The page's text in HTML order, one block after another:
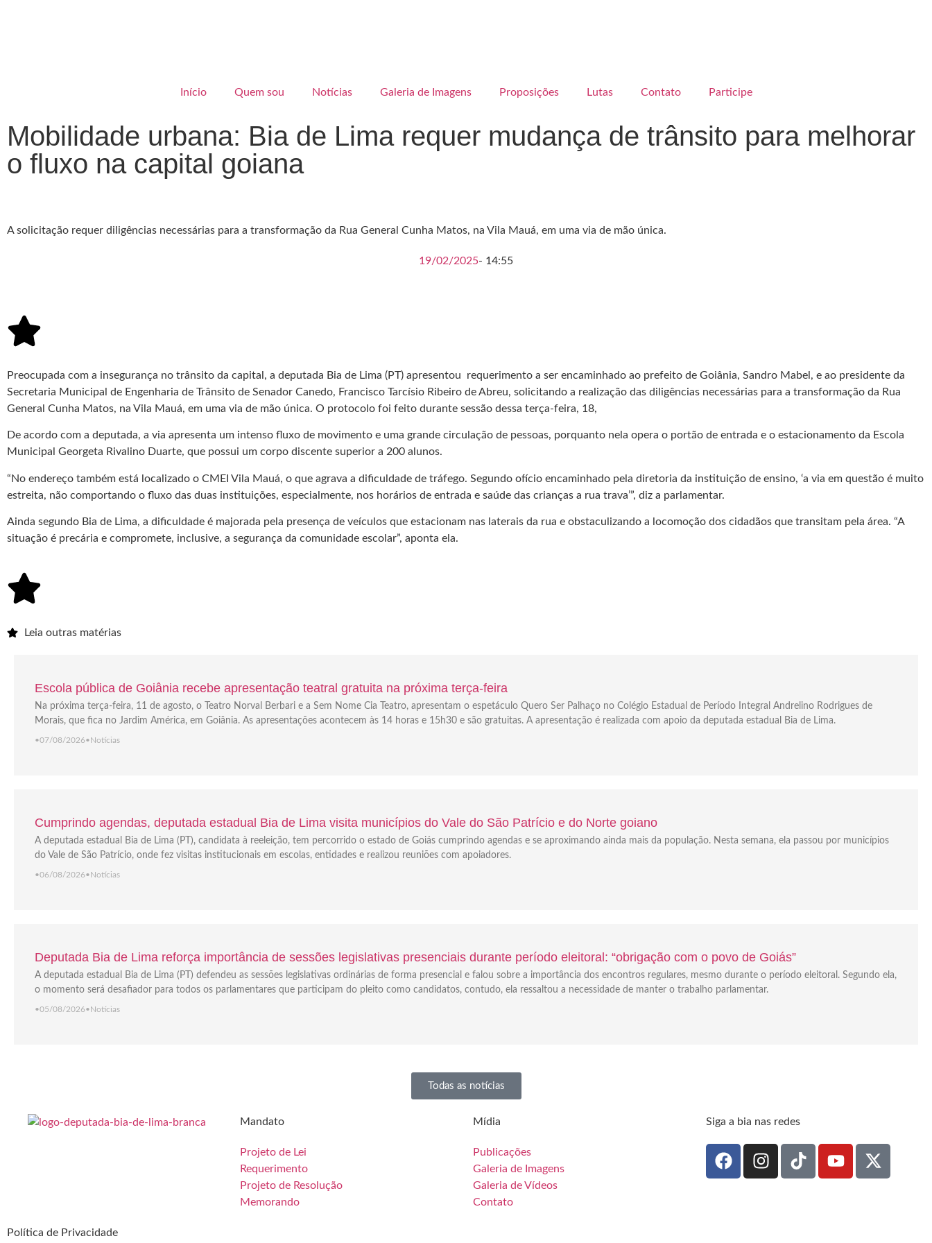
Início Quem sou Notícias Galeria de Imagens Proposições Lutas Contato Participe
Mobilidade urbana: Bia de Lima requer mudança de trânsito para melhorar
o fluxo na capital goiana
A solicitação requer diligências necessárias para a transformação da Rua General Cunha Matos, na Vila Mauá, em uma via de mão única.
19/02/2025- 14:55
Preocupada com a insegurança no trânsito da capital, a deputada Bia de Lima (PT) apresentou requerimento a ser encaminhado ao prefeito de Goiânia, Sandro Mabel, e ao presidente da
Secretaria Municipal de Engenharia de Trânsito de Senador Canedo, Francisco Tarcísio Ribeiro de Abreu, solicitando a realização das diligências necessárias para a transformação da Rua
General Cunha Matos, na Vila Mauá, em uma via de mão única. O protocolo foi feito durante sessão dessa terça-feira, 18,
De acordo com a deputada, a via apresenta um intenso fluxo de movimento e uma grande circulação de pessoas, porquanto nela opera o portão de entrada e o estacionamento da Escola
Municipal Georgeta Rivalino Duarte, que possui um corpo discente superior a 200 alunos.
“No endereço também está localizado o CMEI Vila Mauá, o que agrava a dificuldade de tráfego. Segundo ofício encaminhado pela diretoria da instituição de ensino, ‘a via em questão é muito
estreita, não comportando o fluxo das duas instituições, especialmente, nos horários de entrada e saúde das crianças a rua trava’”, diz a parlamentar.
Ainda segundo Bia de Lima, a dificuldade é majorada pela presença de veículos que estacionam nas laterais da rua e obstaculizando a locomoção dos cidadãos que transitam pela área. “A
situação é precária e compromete, inclusive, a segurança da comunidade escolar”, aponta ela.
Leia outras matérias
Escola pública de Goiânia recebe apresentação teatral gratuita na próxima terça-feira
Na próxima terça-feira, 11 de agosto, o Teatro Norval Berbari e a Sem Nome Cia Teatro, apresentam o espetáculo Quero Ser Palhaço no Colégio Estadual de Período Integral Andrelino Rodrigues de
Morais, que fica no Jardim América, em Goiânia. As apresentações acontecem às 14 horas e 15h30 e são gratuitas. A apresentação é realizada com apoio da deputada estadual Bia de Lima.
•07/08/2026•Notícias
Cumprindo agendas, deputada estadual Bia de Lima visita municípios do Vale do São Patrício e do Norte goiano
A deputada estadual Bia de Lima (PT), candidata à reeleição, tem percorrido o estado de Goiás cumprindo agendas e se aproximando ainda mais da população. Nesta semana, ela passou por municípios
do Vale de São Patrício, onde fez visitas institucionais em escolas, entidades e realizou reuniões com apoiadores.
•06/08/2026•Notícias
Deputada Bia de Lima reforça importância de sessões legislativas presenciais durante período eleitoral: “obrigação com o povo de Goiás”
A deputada estadual Bia de Lima (PT) defendeu as sessões legislativas ordinárias de forma presencial e falou sobre a importância dos encontros regulares, mesmo durante o período eleitoral. Segundo ela,
o momento será desafiador para todos os parlamentares que participam do pleito como candidatos, contudo, ela ressaltou a necessidade de manter o trabalho parlamentar.
•05/08/2026•Notícias
Todas as notícias
Mandato
Projeto de Lei
Requerimento
Projeto de Resolução
Memorando
Mídia
Publicações
Galeria de Imagens
Galeria de Vídeos
Contato
Siga a bia nas redes
Política de Privacidade